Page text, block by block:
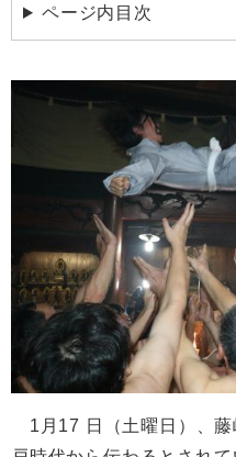
ページ内目次
1月17 日（土曜日）、藤